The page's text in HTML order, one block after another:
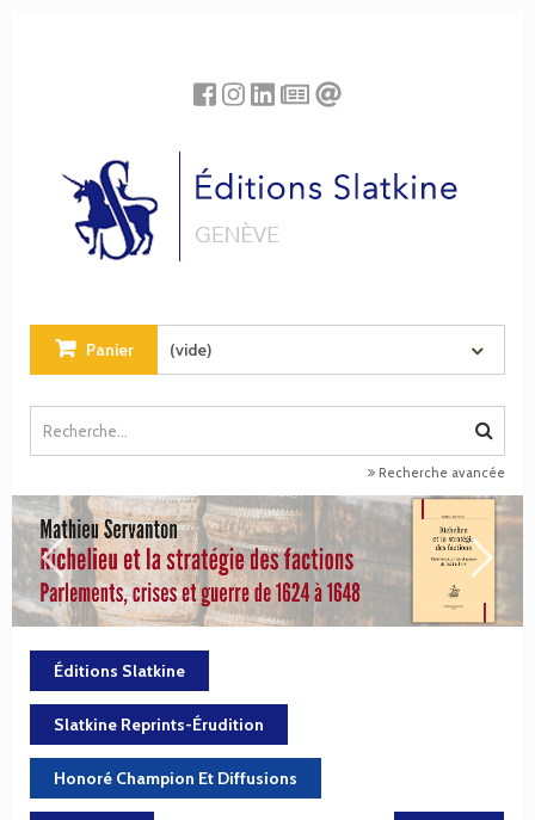
Panier (vide)
Recherche avancée
Éditions Slatkine
Slatkine Reprints-Érudition
Honoré Champion Et Diffusions